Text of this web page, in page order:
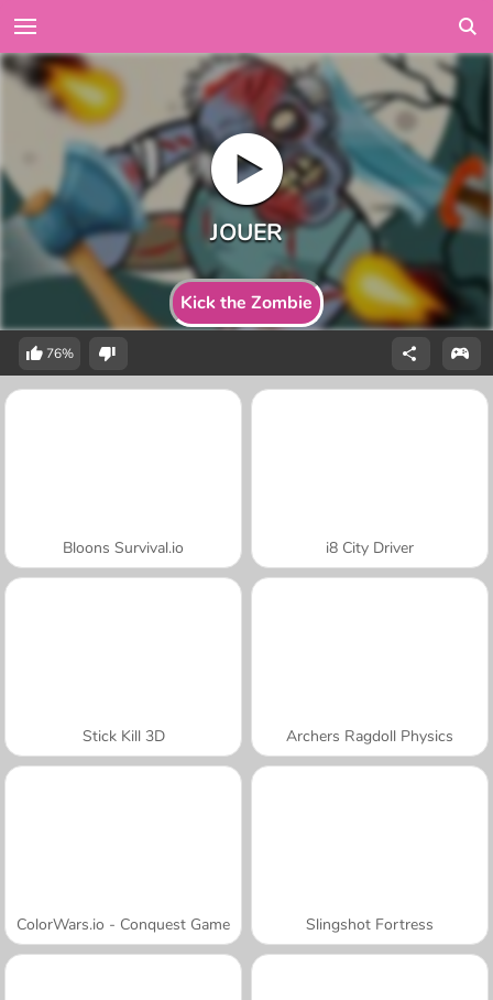
Kick the Zombie
76%
Bloons Survival.io i8 City Driver
Stick Kill 3D Archers Ragdoll Physics
ColorWars.io - Conquest Game Slingshot Fortress